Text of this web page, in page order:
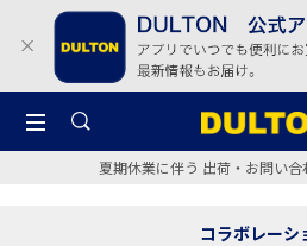
夏期休業に伴う 出荷・お問い
コラボレーシ